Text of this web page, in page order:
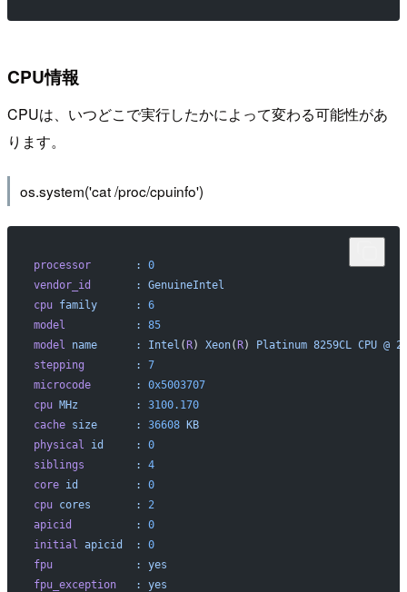
CPU情報
CPUは、いつどこで実行したかによって変わる可能性があ
ります。
os.system('cat /proc/cpuinfo')
processor
	:
0
vendor_id
	:
GenuineIntel
cpu family
	:
6
model
		:
85
model name
	:
Intel ( R) Xeon( R) Platinum 8259CL CPU @
stepping
	:
7
microcode
	:
0x5003707
cpu MHz
		:
3100.170
cache size
	:
36608 KB
physical id
	:
0
siblings
	:
4
core id
		:
0
cpu cores
	:
2
apicid
		:
0
initial apicid
	:
0
fpu
		:
yes
fpu_exception
	:
yes